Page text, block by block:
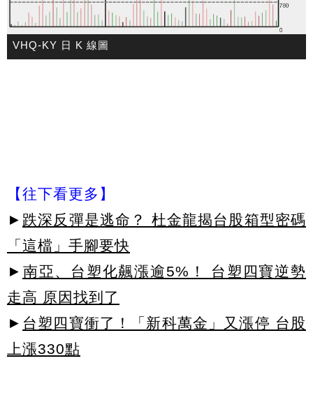
VHQ-KY 日 K 線圖
【往下看更多】
► 跌深反彈是逃命？ 杜金龍揭台股箱型密碼
「這檔」手腳要快
► 南亞、台塑化飆漲逾5%！ 台塑四寶逆勢
走高 原因找到了
► 台塑四寶衝了！「新科萬金」又漲停 台股
上漲330點